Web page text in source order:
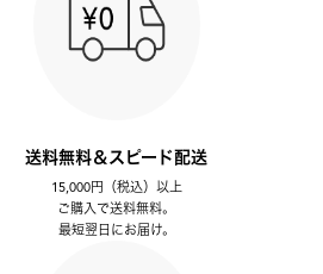
送料無料＆スピード配送
15,000円（税込）以上
ご購入で送料無料。
最短翌日にお届け。